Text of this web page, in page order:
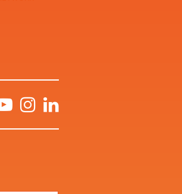
YouTubeInstagram